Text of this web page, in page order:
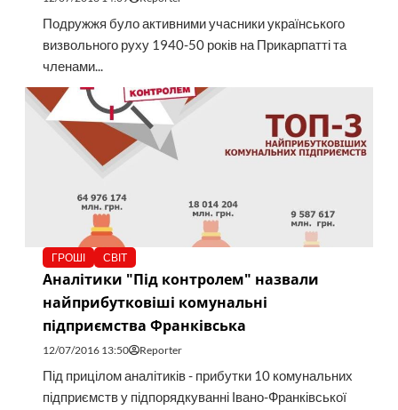
Подружжя було активними учасники українського
визвольного руху 1940-50 років на Прикарпатті та
членами...
ГРОШІ СВІТ
Аналітики "Під контролем" назвали
найприбутковіші комунальні
підприємства Франківська
12/07/2016 13:50 Reporter
Під прицілом аналітиків - прибутки 10 комунальних
підприємств у підпорядкуванні Івано-Франківської